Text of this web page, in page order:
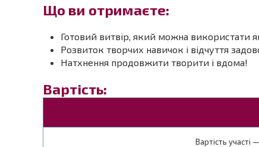
Що ви отримаєте:
Готовий витвір, який можна використати
Розвиток творчих навичок і відчуття
Натхнення продовжити творити і вдома!
Вартість:
Вартість участі